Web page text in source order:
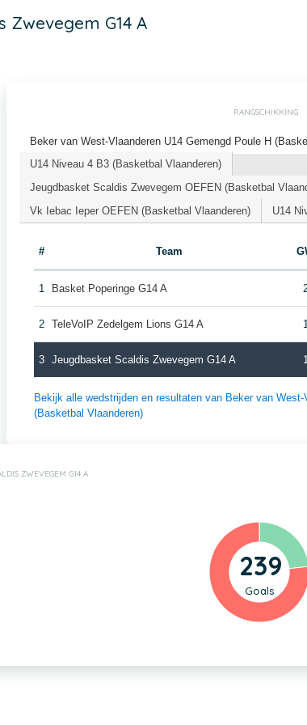
Zwevegem G14 A
RANGSCHIKKING
Beker van West-Vlaanderen U14 Gemengd Poule H
U14 Niveau 4 B3 (Basketbal Vlaanderen)
Jeugdbasket Scaldis Zwevegem OEFEN (Basketbal
Vk Iebac Ieper OEFEN (Basketbal Vlaanderen)
U14
# Team
1 Basket Poperinge G14 A
2 TeleVoIP Zedelgem Lions G14 A
3 Jeugdbasket Scaldis Zwevegem G14 A
Bekijk alle wedstrijden en resultaten van Beker van
(Basketbal Vlaanderen)
ZWEVEGEM G14 A
239
Goals